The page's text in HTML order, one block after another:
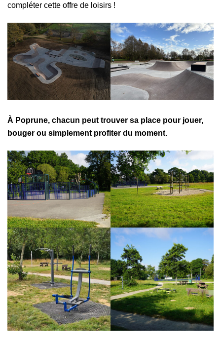
compléter cette offre de loisirs !
À Poprune, chacun peut trouver sa place pour jouer,
bouger ou simplement profiter du moment.